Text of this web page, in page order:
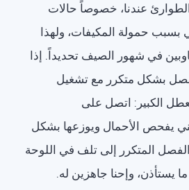
الطوارئ عندنا، خصوصاً حالات
بسبب حمولة المكيفات، ولهذا
في شهور الصيف تحديداً. إذا
بشكل متكرر مع تشغيل
الكبير: اتصل على
يفحص الأحمال ويوزعها بشكل
المتكرر إلى تلف في اللوحة
يستأذن، وإحنا جاهزين له.